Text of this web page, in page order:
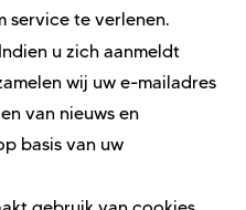
service te verlenen.
Indien u zich aanmeldt
wij uw e-mailadres
van nieuws en
basis van uw